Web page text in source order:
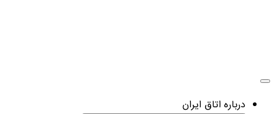
درباره اتاق ایران